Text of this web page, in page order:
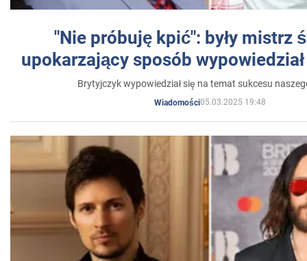
"Nie próbuję kpić": były mistrz
upokarzający sposób
Brytyjczyk wypowiedział się na temat sukcesu
Wiadomości05.03.2025 19:48